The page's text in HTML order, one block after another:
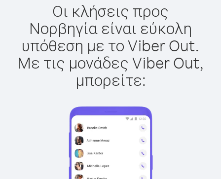
Οι κλήσεις προς
Νορβηγία είναι εύκολη
υπόθεση με το Viber Out.
Με τις μονάδες Viber Out,
μπορείτε: